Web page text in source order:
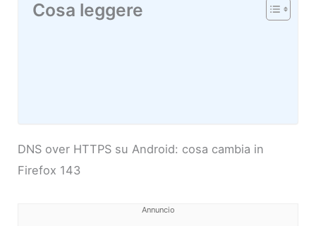
Cosa leggere
DNS over HTTPS su Android: cosa cambia in
Firefox 143
Annuncio